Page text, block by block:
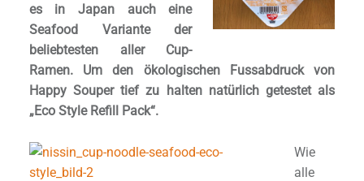
es in Japan auch eine
Seafood Variante der
beliebtesten aller Cup-
Ramen. Um den ökologischen Fussabdruck von
Happy Souper tief zu halten natürlich getestet als
„Eco Style Refill Pack“.
Wie
alle